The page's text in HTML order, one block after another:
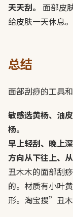
天天刮。
面部皮
给皮肤一天休息。
总结
面部刮痧的工具
敏感选黄杨、油
杨。
早上轻刮、晚上
方向从下往上、
丑木木的面部刮
的。材质有小叶黄
形。淘宝搜”丑